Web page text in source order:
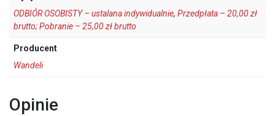
ODBIÓR OSOBISTY – ustalana indywidualnie, Przedpłata – 20,00 zł
brutto; Pobranie – 25,00 zł brutto
Producent
Wandeli
Opinie